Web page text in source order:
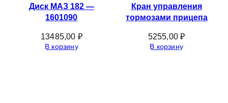
Диск МАЗ 182 —
1601090
13485,00 ₽
В корзину
Кран управления
тормозами прицепа
5255,00₽
В корзину